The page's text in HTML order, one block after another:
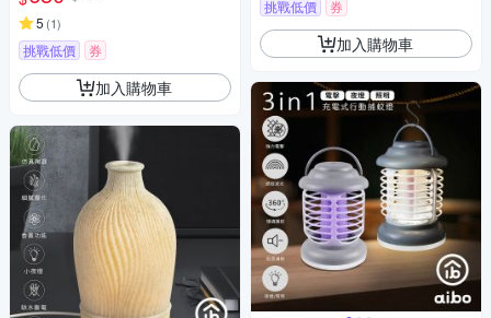
5 (1)
挑戰低價 券
加入購物車
挑戰低價 券
加入購物車